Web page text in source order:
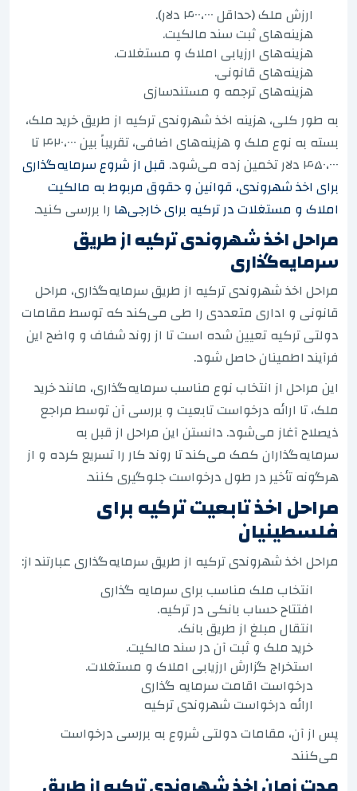
ارزش ملک (حداقل ۴۰۰،۰۰۰ دلار).
هزینه‌های ثبت سند مالکیت.
هزینه‌های ارزیابی املاک و مستغلات.
هزینه‌های قانونی.
هزینه‌های ترجمه و مستندسازی
به طور کلی، هزینه اخذ شهروندی ترکیه از طریق خرید ملک،
بسته به نوع ملک و هزینه‌های اضافی، تقریباً بین ۴۲۰،۰۰۰ تا
۴۵۰،۰۰۰ دلار تخمین زده می‌شود.
قبل از شروع سرمایه‌گذاری
برای اخذ شهروندی، قوانین و حقوق مربوط به مالکیت
املاک و مستغلات در ترکیه برای خارجی‌ها را بررسی کنید.
مراحل اخذ شهروندی ترکیه از طریق
سرمایه‌گذاری
مراحل اخذ شهروندی ترکیه از طریق سرمایه‌گذاری، مراحل
قانونی و اداری متعددی را طی می‌کند که توسط مقامات
دولتی ترکیه تعیین شده است تا از روند شفاف و واضح این
فرآیند اطمینان حاصل شود.
این مراحل از انتخاب نوع مناسب سرمایه‌گذاری، مانند خرید
ملک، تا ارائه درخواست تابعیت و بررسی آن توسط مراجع
ذیصلاح آغاز می‌شود. دانستن این مراحل از قبل به
سرمایه‌گذاران کمک می‌کند تا روند کار را تسریع کرده و از
هرگونه تأخیر در طول درخواست جلوگیری کنند.
مراحل اخذ تابعیت ترکیه برای
فلسطینیان
مراحل اخذ شهروندی ترکیه از طریق سرمایه‌گذاری عبارتند از:
انتخاب ملک مناسب برای سرمایه گذاری
افتتاح حساب بانکی در ترکیه.
انتقال مبلغ از طریق بانک.
خرید ملک و ثبت آن در سند مالکیت.
استخراج گزارش ارزیابی املاک و مستغلات.
درخواست اقامت سرمایه گذاری
ارائه درخواست شهروندی ترکیه
پس از آن، مقامات دولتی شروع به بررسی درخواست
می‌کنند.